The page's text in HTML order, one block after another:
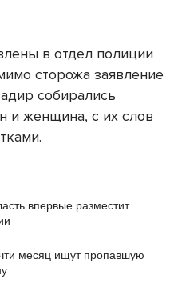
в отдел полиции
сторожа заявление
собирались
и женщина, с их слов
впервые разместит
месяц ищут пропавшую